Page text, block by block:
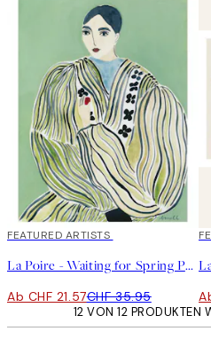
40%*
FEATURED ARTISTS
La Poire - Waiting for Spring Poster
Ab CHF 21.57CHF 35.95
12 VON 12 PRODUKTEN